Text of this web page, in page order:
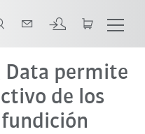
Data permite
de los